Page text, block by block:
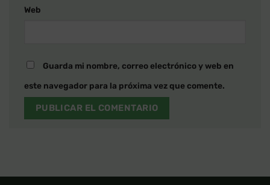
Web
Guarda mi nombre, correo electrónico y web en
este navegador para la próxima vez que comente.